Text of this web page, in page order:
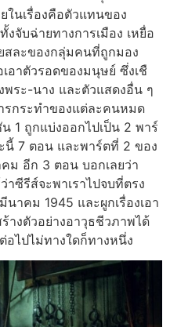
ในเรื่องคือตัวแทนของ
จับฉ่ายทางการเมือง เหยื่อ
สละของกลุ่มคนที่ถูกมอง
อาตัวรอดของมนุษย์ ซึ่งเชื
พระ-นาง และตัวแสดงอื่น ๆ
กระทำของแต่ละคนหมด
1 ถูกแบ่งออกไปเป็น 2 พาร์
7 ตอน และพาร์ตที่ 2 ของ
ม อีก 3 ตอน บอกเลยว่า
าซีรีส์จะพาเราไปจบที่ตรง
นาคม 1945 และผูกเรื่องเอา
างตัวอย่างอาวุธชีวภาพได้
อไปไม่ทางใดก็ทางหนึ่ง